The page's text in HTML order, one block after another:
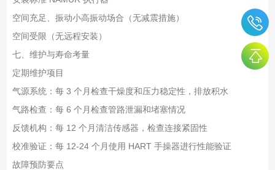
空间充足、振动小高振动场合（无减震措施）
空间受限（无远程安装）
七、维护与寿命考量
定期维护项目
气源系统：每 3 个月检查干燥度和压力稳定性，排放积水
气路检查：每 6 个月检查管路泄漏和堵塞情况
反馈机构：每 12 个月清洁传感器，检查连接紧固性
校准验证：每 12-24 个月使用 HART 手操器进行性能验证
故障预防要点